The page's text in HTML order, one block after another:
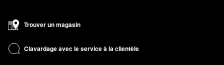
Trouver un magasin
Clavardage avec le service à la clientèle